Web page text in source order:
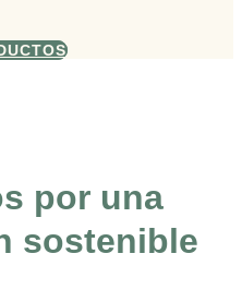
por una
sostenible